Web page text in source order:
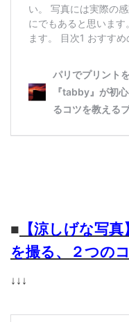
■ 【涼しげな写
を撮る、２つの
↓↓↓